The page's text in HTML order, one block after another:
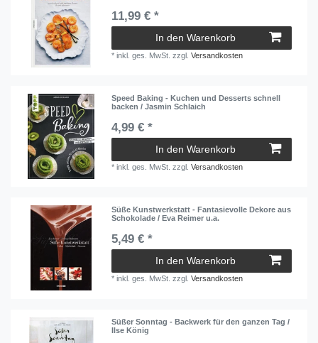
11,99 € *
In den Warenkorb
*inkl. ges. MwSt. zzgl.Versandkosten
Speed Baking - Kuchen und Desserts schnell
backen / Jasmin Schlaich
4,99 € *
In den Warenkorb
*inkl. ges. MwSt. zzgl.Versandkosten
Süße Kunstwerkstatt - Fantasievolle Dekore aus
Schokolade / Eva Reimer u.a.
5,49 € *
In den Warenkorb
*inkl. ges. MwSt. zzgl.Versandkosten
Süßer Sonntag - Backwerk für den ganzen Tag /
Ilse König